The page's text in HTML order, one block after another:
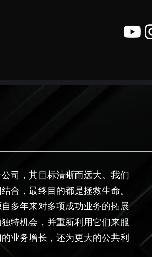
司，其目标清晰而远大。我们
合，最终目的都是拯救生命。
多年来对多项成功业务的拓展
特机会，并重新利用它们来服
业务增长，还为更大的公共利